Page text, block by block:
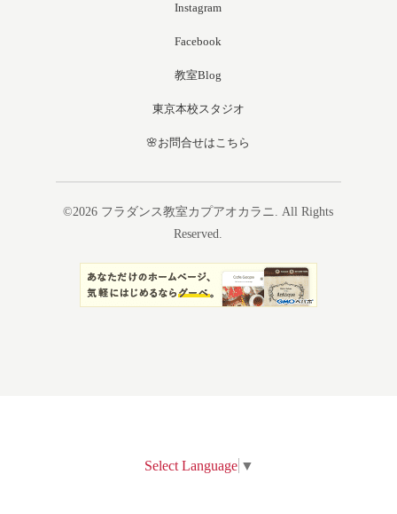
Select Language ▼
Instagram
Facebook
教室Blog
東京本校スタジオ
🌸お問合せはこちら
©2026 フラダンス教室カプアオカラニ. All Rights
Reserved.